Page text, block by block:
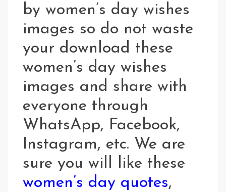
by women’s day wishes
images so do not waste
your download these
women’s day wishes
images and share with
everyone through
WhatsApp, Facebook,
Instagram, etc. We are
sure you will like these
women’s day quotes,